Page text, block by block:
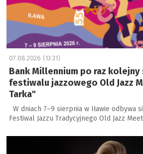
07.08.2026 (13:31)
Bank Millennium po raz
festiwalu jazzowego Old Jazz
Tarka"
W dniach 7–9 sierpnia w Iławie odbywa
Festiwal Jazzu Tradycyjnego Old Jazz
a